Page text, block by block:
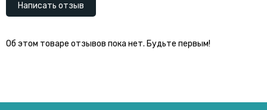
Написать отзыв
Об этом товаре отзывов пока нет. Будьте первым!